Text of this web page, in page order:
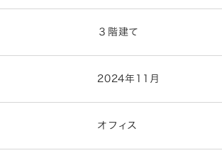
３階建て
2024年11月
オフィス